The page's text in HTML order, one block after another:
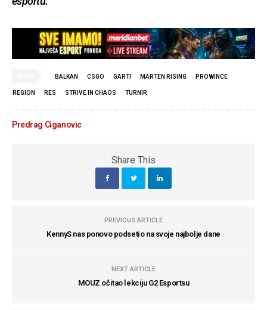
BALKAN CSGO GARTI MARTEN RISING PROWINCE
REGION RES STRIVE IN CHAOS TURNIR
Predrag Ciganovic
Share This
PREVIOUS ARTICLE
KennyS nas ponovo podsetio na svoje najbolje dane
NEXT ARTICLE
MOUZ očitao lekciju G2 Esportsu